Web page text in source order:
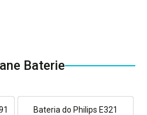
Baterie
Bateria do Philips E321